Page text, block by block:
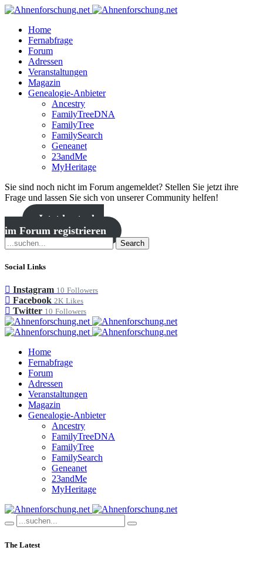
Home
Fernabfrage
Forum
Adressen
Veranstaltungen
Magazin
Genealogie-Anbieter
Ancestry
FamilyTreeDNA
FamilyTree
FamilySearch
Geneanet
23andMe
MyHeritage
Sie sind noch nicht im Forum angemeldet? Stellen Sie jetzt ihre
Frage und lassen Sie sich von unserer Community helfen!
Jetzt kostenlos
im Forum registrieren
Search
Social Links
Instagram 10 Followers
Facebook 2K Likes
Twitter 10 Followers
Home
Fernabfrage
Forum
Adressen
Veranstaltungen
Magazin
Genealogie-Anbieter
Ancestry
FamilyTreeDNA
FamilyTree
FamilySearch
Geneanet
23andMe
MyHeritage
The Latest